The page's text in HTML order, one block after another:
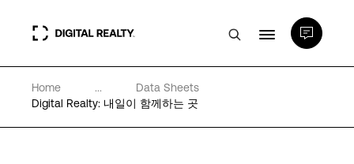
데이터 센터
Home ...
Data Sheets
Digital Realty: 내일이 함께하는 곳